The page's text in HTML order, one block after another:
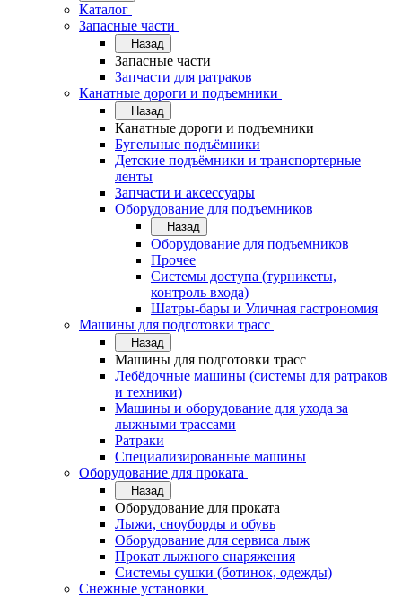
Каталог
Запасные части
Назад
Запасные части
Запчасти для ратраков
Канатные дороги и подъемники
Назад
Канатные дороги и подъемники
Бугельные подъёмники
Детские подъёмники и транспортерные
ленты
Запчасти и аксессуары
Оборудование для подъемников
Назад
Оборудование для подъемников
Прочее
Системы доступа (турникеты,
контроль входа)
Шатры-бары и Уличная гастрономия
Машины для подготовки трасс
Назад
Машины для подготовки трасс
Лебёдочные машины (системы для ратраков
и техники)
Машины и оборудование для ухода за
лыжными трассами
Ратраки
Специализированные машины
Оборудование для проката
Назад
Оборудование для проката
Лыжи, сноуборды и обувь
Оборудование для сервисa лыж
Прокат лыжного снаряжения
Системы сушки (ботинок, одежды)
Снежные установки